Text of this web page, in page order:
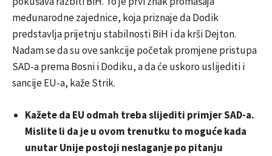
međunarodne zajednice, koja priznaje da Dodik
predstavlja prijetnju stabilnosti BiH i da krši Dejton.
Nadam se da su ove sankcije početak promjene pristupa
SAD-a prema Bosni i Dodiku, a da će uskoro uslijediti i
sancije EU-a, kaže Strik.
Kažete da EU odmah treba slijediti primjer SAD-a.
Mislite li da je u ovom trenutku to moguće kada
unutar Unije postoji neslaganje po pitanju